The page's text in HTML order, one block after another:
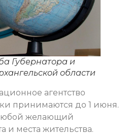
Губернатора и
области
агентство
принимаются до 1 июня.
желающий
и места жительства.